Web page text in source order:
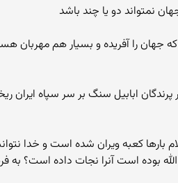
جهان را آفریده و بسیار هم
بارها کعبه ویران شده است و خدا
بوده است آنرا نجات داده است؟ به